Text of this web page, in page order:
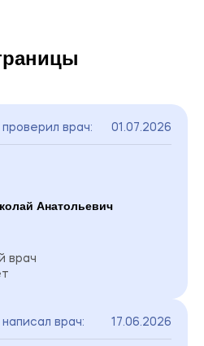
врач: 01.07.2026
Анатольевич
врач
врач: 17.06.2026